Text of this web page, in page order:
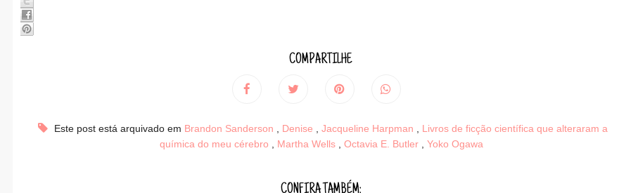
COMPARTILHE
Este post está arquivado em Brandon Sanderson , Denise ,Jacqueline Harpman , Livros de ficção científica que alteraram a
química do meu cérebro , Martha Wells , Octavia E. Butler , Yoko Ogawa